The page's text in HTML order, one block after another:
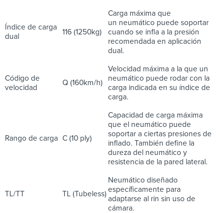
Índice de carga
dual
116 (1250kg)
Carga máxima que
un neumático puede soportar
cuando se infla a la presión
recomendada en aplicación
dual.
Código de
velocidad
Q (160km/h)
Velocidad máxima a la que un
neumático puede rodar con la
carga indicada en su índice de
carga.
Rango de carga C (10 ply)
Capacidad de carga máxima
que el neumático puede
soportar a ciertas presiones de
inflado. También define la
dureza del neumático y
resistencia de la pared lateral.
TL/TT TL (Tubeless)
Neumático diseñado
específicamente para
adaptarse al rin sin uso de
cámara.